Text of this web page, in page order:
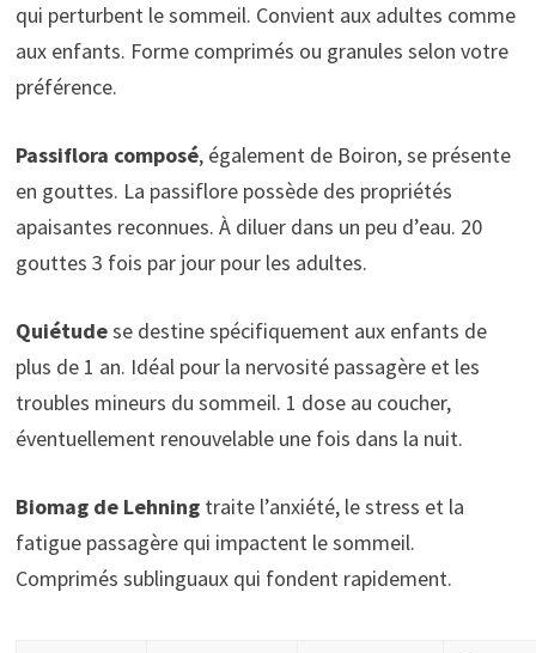
qui perturbent le sommeil. Convient aux adultes comme
aux enfants. Forme comprimés ou granules selon votre
préférence.
Passiflora composé, également de Boiron, se présente
en gouttes. La passiflore possède des propriétés
apaisantes reconnues. À diluer dans un peu d’eau. 20
gouttes 3 fois par jour pour les adultes.
Quiétudese destine spécifiquement aux enfants de
plus de 1 an. Idéal pour la nervosité passagère et les
troubles mineurs du sommeil. 1 dose au coucher,
éventuellement renouvelable une fois dans la nuit.
Biomag de Lehningtraite l’anxiété, le stress et la
fatigue passagère qui impactent le sommeil.
Comprimés sublinguaux qui fondent rapidement.